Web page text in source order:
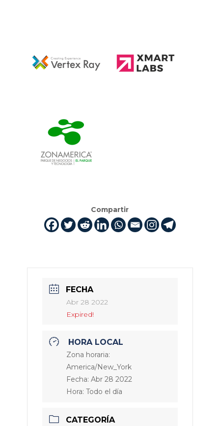
Compartir
FECHA
Abr 28 2022
Expired!
HORA LOCAL
Zona horaria:
America/New_York
Fecha: Abr 28 2022
Hora: Todo el día
CATEGORÍA